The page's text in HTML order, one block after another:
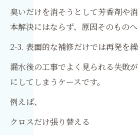
臭いだけを消そうとして芳香剤や
本解決にはならず、原因そのものへ
2-3. 表面的な補修だけでは再発を
漏水後の工事でよく見られる失敗
にしてしまうケースです。
例えば、
クロスだけ張り替える